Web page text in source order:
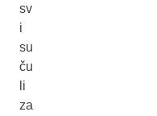
sv
i
su
ču
li
za